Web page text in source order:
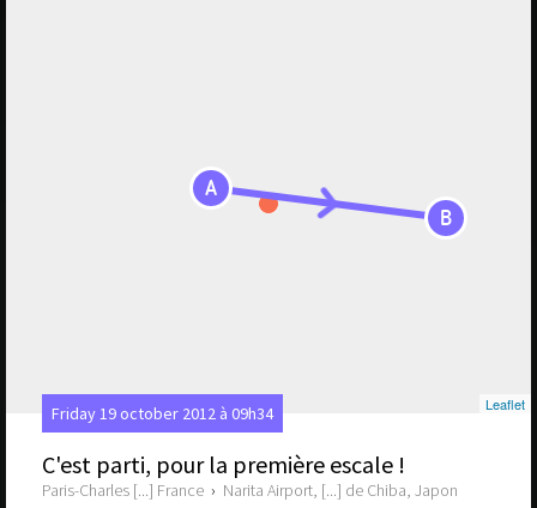
A
B
Leaflet
Friday 19 october 2012 à 09h34
C'est parti, pour la première escale !
Paris-Charles [...] France › Narita Airport, [...] de Chiba, Japon